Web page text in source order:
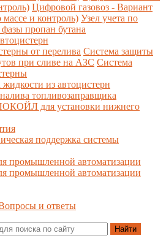
Цифровой газовоз - Вариант
и контроль) Узел учета по
пропан бутана
от перелива Система защиты
при сливе на АЗС Система
из автоцистерн
топливозаправщика
для установки нижнего
поддержка системы
автоматизации
автоматизации
и ответы